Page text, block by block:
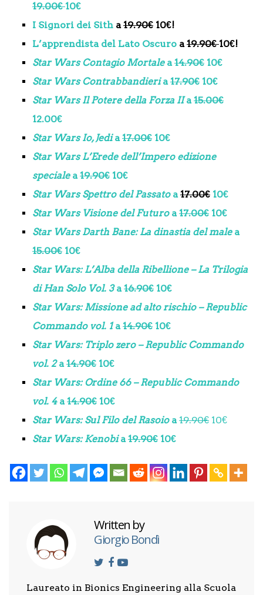
19.00€ 10€
I Signori dei Sith a19.90€ 10€!
L’apprendista del Lato Oscuro a19.90€10€!
Star Wars Contagio Mortale a14.90€ 10€
Star Wars Contrabbandieria17.90€ 10€
Star Wars Il Potere della Forza IIa15.00€
12.00€
Star Wars Io, Jedia17.00€ 10€
Star Wars L’Erede dell’Impero edizione
speciale a19.90€ 10€
Star Wars Spettro del Passato a17.00€ 10€
Star Wars Visione del Futuro a17.00€ 10€
Star Wars Darth Bane: La dinastia del male a
15.00€ 10€
Star Wars: L’Alba della Ribellione – La Trilogia
di Han Solo Vol. 3 a16.90€ 10€
Star Wars: Missione ad alto rischio – Republic
Commando vol. 1 a14.90€ 10€
Star Wars: Triplo zero – Republic Commando
vol. 2 a14.90€ 10€
Star Wars: Ordine 66 – Republic Commando
vol. 4 a14.90€ 10€
Star Wars: Sul Filo del Rasoioa 19.90€ 10€
Star Wars: Kenobia19.90€ 10€
Written by
Giorgio Bondì
Laureato in Bionics Engineering alla Scuola